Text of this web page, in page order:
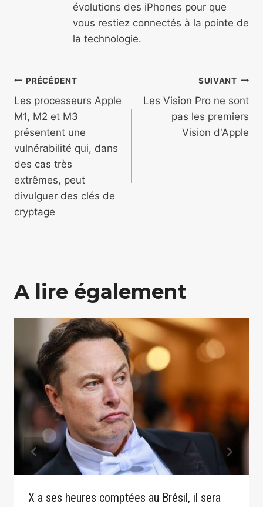
évolutions des iPhones pour que
vous restiez connectés à la pointe de
la technologie.
Navigation
de
l’article
PRÉCÉDENT
Les processeurs Apple
M1, M2 et M3
présentent une
vulnérabilité qui, dans
des cas très
extrêmes, peut
divulguer des clés de
cryptage
SUIVANT
Les Vision Pro ne sont
pas les premiers
Vision d'Apple
A lire également
X a ses heures comptées au Brésil, il sera